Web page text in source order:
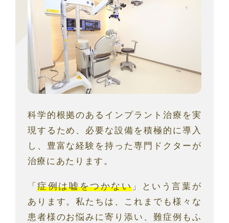
科学的根拠のあるインプラント治療を実
現するため、必要な設備を積極的に導入
し、豊富な経験を持った専門ドクターが
治療にあたります。
「症例は嘘をつかない 」という言葉が
あります。私たちは、これまでも様々な
患者様のお悩みに寄り添い、難症例もふ